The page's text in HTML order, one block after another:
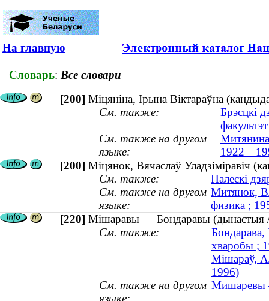
На главную
Словарь: Все словари
[200] Міцяніна, Ірына Віктараўна
См. также:
Брэсцкі
факультэт
См. также на другом
языке:
[200] Міцянок, Вячаслаў Уладзіміравіч
См. также:
Палескі
См. также на другом
языке:
Митянок,
физика ;
[220] Мішаравы — Бондаравы (дынастыя
См. также:
Бондарава,
хваробы ;
Мішараў,
1996)
См. также на другом Мишаревы